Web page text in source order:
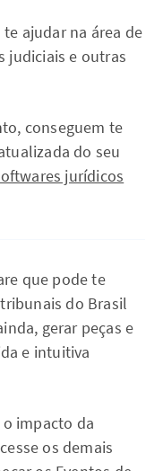
ajudar na área de
judiciais e outras
conseguem te
do seu
jurídicos
que pode te
do Brasil
gerar peças e
e intuitiva
impacto da
os demais